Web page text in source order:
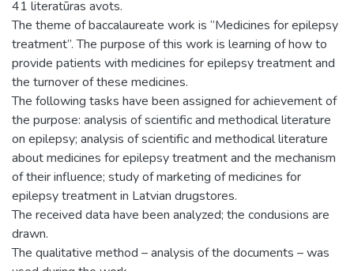
41 literatūras avots.
The theme of baccalaureate work is ‘’Medicines for epilepsy
treatment’’. The purpose of this work is learning of how to
provide patients with medicines for epilepsy treatment and
the turnover of these medicines.
The following tasks have been assigned for achievement of
the purpose: analysis of scientific and methodical literature
on epilepsy; analysis of scientific and methodical literature
about medicines for epilepsy treatment and the mechanism
of their influence; study of marketing of medicines for
epilepsy treatment in Latvian drugstores.
The received data have been analyzed; the condusions are
drawn.
The qualitative method – analysis of the documents – was